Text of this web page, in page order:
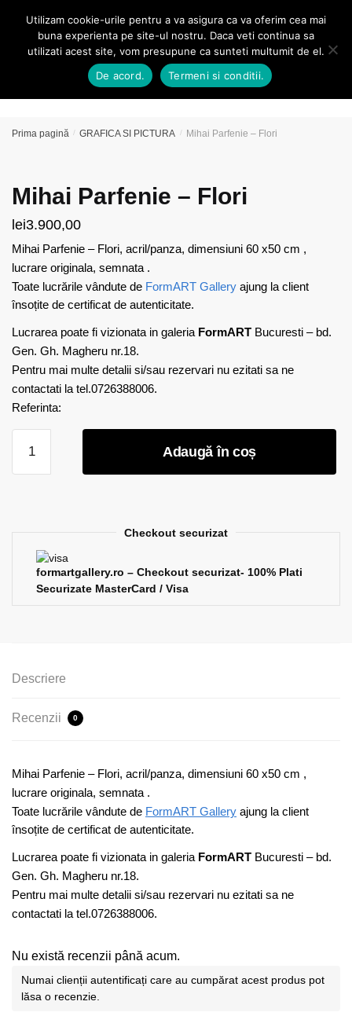
navigation
content
MENU
Prima pagină / GRAFICA SI PICTURA / Mihai Parfenie – Flori
Mihai Parfenie – Flori
lei3.900,00
Mihai Parfenie – Flori, acril/panza, dimensiuni 60 x50 cm ,
lucrare originala, semnata .
Toate lucrările vândute de FormART Gallery ajung la client
însoțite de certificat de autenticitate.
Lucrarea poate fi vizionata in galeria FormART Bucuresti – bd.
Gen. Gh. Magheru nr.18.
Pentru mai multe detalii si/sau rezervari nu ezitati sa ne
contactati la tel.0726388006.
Referinta:
Mihai
Parfenie
Adaugă în coș
Checkout securizat
formartgallery.ro – Checkout securizat- 100% Plati
Securizate MasterCard / Visa
Descriere
Recenzii 0
Mihai Parfenie – Flori, acril/panza, dimensiuni 60 x50 cm ,
lucrare originala, semnata .
Toate lucrările vândute de FormART Gallery ajung la client
însoțite de certificat de autenticitate.
Lucrarea poate fi vizionata in galeria FormART Bucuresti – bd.
Gen. Gh. Magheru nr.18.
Pentru mai multe detalii si/sau rezervari nu ezitati sa ne
contactati la tel.0726388006.
Nu există recenzii până acum.
Numai clienții autentificați care au cumpărat acest produs pot
lăsa o recenzie.
Utilizam cookie-urile pentru a va asigura ca va oferim cea mai
buna experienta pe site-ul nostru. Daca veti continua sa
utilizati acest site, vom presupune ca sunteti multumit de el.
De acord.
Termeni si conditii.